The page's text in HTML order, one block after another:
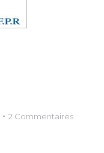
2 Commentaires